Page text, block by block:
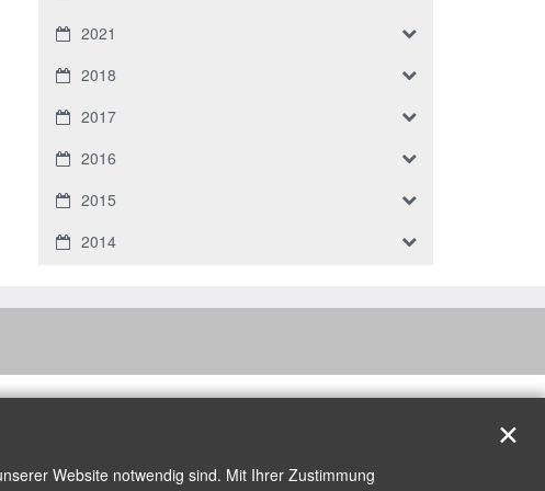
2021
2018
2017
2016
2015
2014
Website notwendig sind. Mit Ihrer Zustimmung
✕